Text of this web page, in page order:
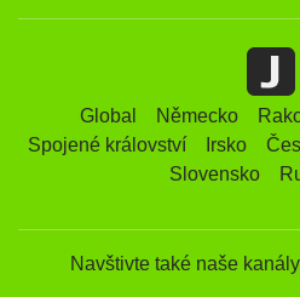
Global Německo
Spojené království
Irsko
Slovensko
Navštivte také naše